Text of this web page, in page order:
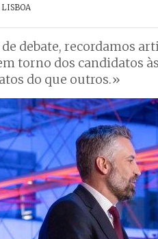
LISBOA
debate, recordamos
torno dos candidatos
do que outros.»